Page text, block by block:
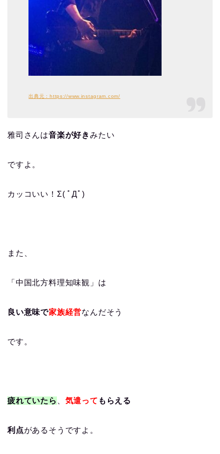
出典元：https://www.instagram.com/
雅司さんは音楽が好きみたい
ですよ。
カッコいい！Σ( ﾟДﾟ)
また、
「中国北方料理知味観」は
良い意味で家族経営なんだそう
です。
疲れていたら 気遣って もらえる
利点があるそうですよ。